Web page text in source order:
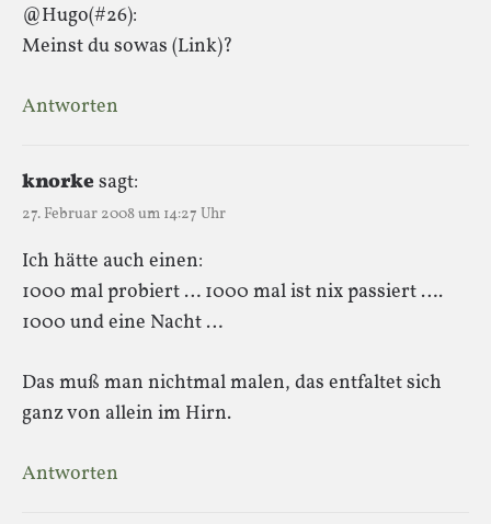
@Hugo(#26):
Meinst du sowas (Link)?
Antworten
knorkesagt:
27. Februar 2008 um 14:27 Uhr
Ich hätte auch einen:
1000 mal probiert … 1000 mal ist nix passiert ….
1000 und eine Nacht …
Das muß man nichtmal malen, das entfaltet sich
ganz von allein im Hirn.
Antworten